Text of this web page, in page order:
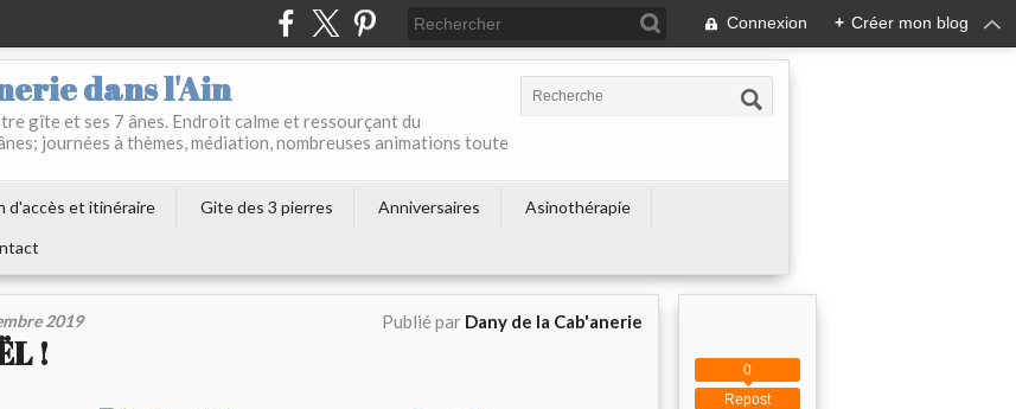
Connexion + Créer mon blog
dans l'Ain
gîte et ses 7 ânes. Endroit calme et ressourçant du
journées à thèmes, médiation, nombreuses animations toute
d'accès et itinéraire Gite des 3 pierres Anniversaires
Asinothérapie
2019 Publié par Dany de la Cab'anerie
!
Repost
0